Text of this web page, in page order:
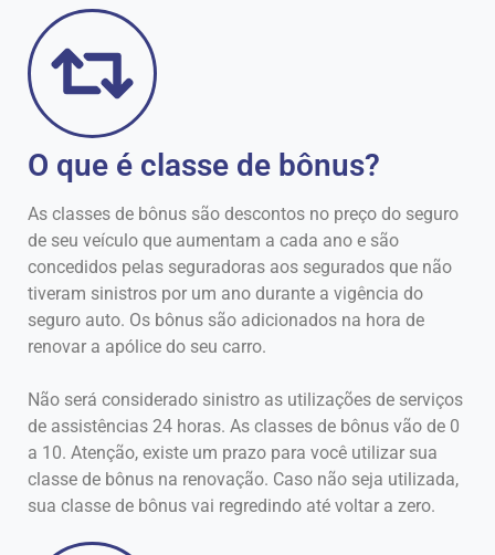
O que é classe de bônus?
As classes de bônus são descontos no preço do seguro
de seu veículo que aumentam a cada ano e são
concedidos pelas seguradoras aos segurados que não
tiveram sinistros por um ano durante a vigência do
seguro auto. Os bônus são adicionados na hora de
renovar a apólice do seu carro.
Não será considerado sinistro as utilizações de serviços
de assistências 24 horas. As classes de bônus vão de 0
a 10. Atenção, existe um prazo para você utilizar sua
classe de bônus na renovação. Caso não seja utilizada,
sua classe de bônus vai regredindo até voltar a zero.